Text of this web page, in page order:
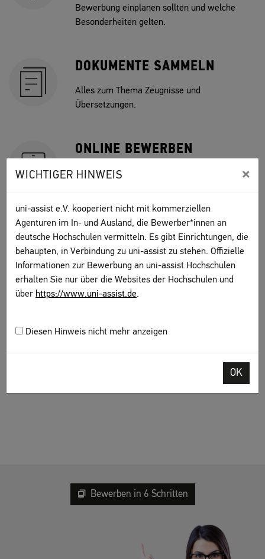
WICHTIGER HINWEIS ×
uni-assist e.V. kooperiert nicht mit kommerziellen
Agenturen im In- und Ausland, die Bewerber*innen an
deutsche Hochschulen vermitteln. Es gibt Einrichtungen, die
behaupten, in Verbindung zu uni-assist zu stehen. Offizielle
Informationen zur Bewerbung an uni-assist Hochschulen
erhalten Sie nur über die Websites der Hochschulen und
über https://www.uni-assist.de.
Diesen Hinweis nicht mehr anzeigen
OK
Bewerbung einplanen sollten und welche
Besonderheiten gelten.
DOKUMENTE SAMMELN
Alles zum Thema Zeugnisse und
Übersetzungen.
ONLINE BEWERBEN
Alles zum Online-Portal My assist. Hier
Studienbewerbungen.
KOSTEN ZAHLEN
Wie Sie die Bearbeitungskosten für die
Prüfung Ihrer Bewerbung bezahlen, erfahren
Sie hier.
Erfahren Sie, wie Sie Dokumente hochladen,
den Status verfolgen und etwas nachreichen.
Bewerben in 6 Schritten